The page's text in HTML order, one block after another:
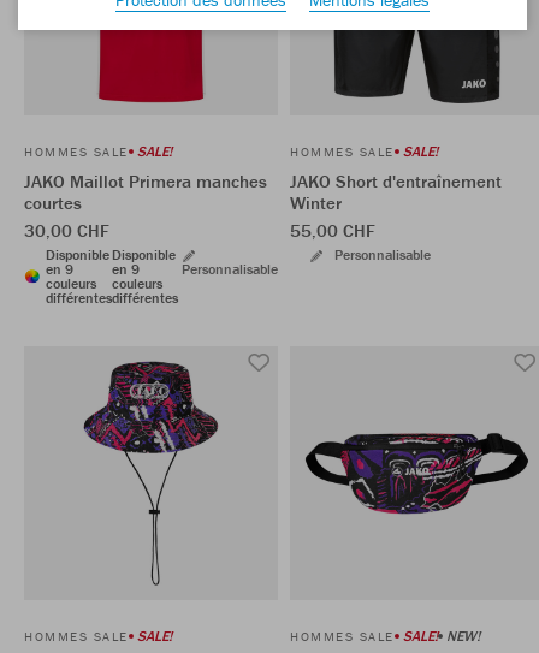
HOMMES SALE SALE!
JAKO Maillot Primera manches
courtes
30,00 CHF
Disponible
en 9
couleurs
différentes
Disponible
en 9
couleurs
différentes
Personnalisable
HOMMES SALE SALE!
JAKO Short d'entraînement
Winter
55,00 CHF
Personnalisable
HOMMES SALE SALE! HOMMES SALE SALE! NEW!